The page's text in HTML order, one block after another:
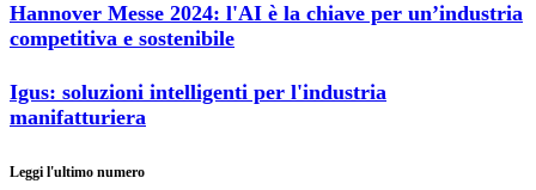
Hannover Messe 2024: l'AI è la chiave per un’industria
competitiva e sostenibile
Igus: soluzioni intelligenti per l'industria
manifatturiera
Leggi l'ultimo numero